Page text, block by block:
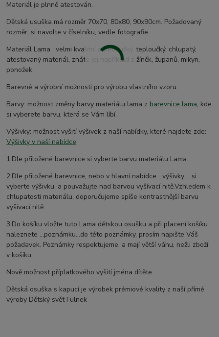
Materiál je plnně atestován.
Dětská usuška má rozměr 70x70, 80x80, 90x90cm. Požadovaný
rozměr, si navolte v číselníku, vedle fotografie.
Materiál Lama : velmi kvalitní a heboučký, teploučký, chlupatý,
atestovaný materiál, znáte jej například z žíněk, županů, mikyn,
ponožek.
Barevné a výrobní možnosti pro výrobu vlastního vzoru:
Barvy: možnost změny barvy materiálu lama z barevnice lama, kde
si vyberete barvu, která se Vám líbí.
Výšivky: možnost vyšití výšivek z naší nabídky, které najdete zde:
Výšivky v naší nabídce
1.Dle přiložené barevnice si vyberte barvu materiálu Lama.
2.Dle přiložené barevnice, nebo v hlavní nabídce ...výšivky.... si
vyberte výšivku, a pouvažujte nad barvou vyšívací nitě.Vzhledem k
chlupatosti materiálu, doporučujeme spíše kontrastnější barvu
vyšívací nitě.
3.Do košíku vložte tuto Lama dětskou osušku a při placení košíku
naleznete ...poznámku...do této poznámky, prosím napište Váš
požadavek. Poznámky respektujeme, a mají větší váhu, nežli zboží
v košíku.
Nově možnost příplatkového vyšití jména dítěte.
Dětská osuška s kapucí je výrobek prémiové kvality z naší přímé
výroby Dětský svět Fulnek